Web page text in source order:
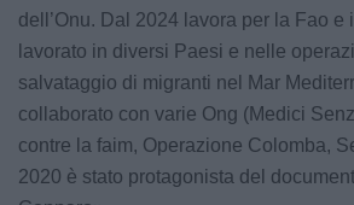
dell’Onu. Dal 2024 lavora per la Fao e
lavorato in diversi Paesi e nelle
salvataggio di migranti nel Mar
collaborato con varie Ong (Medici
contre la faim, Operazione Colomba,
2020 è stato protagonista del